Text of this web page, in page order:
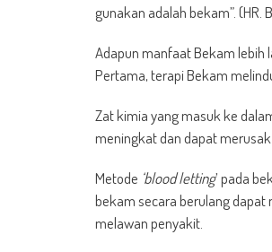
gunakan adalah bekam”. (HR.
Adapun manfaat Bekam lebih
Pertama, terapi Bekam
Zat kimia yang masuk ke
meningkat dan dapat merusak
Metode ‘blood letting’ pada
bekam secara berulang
melawan penyakit.